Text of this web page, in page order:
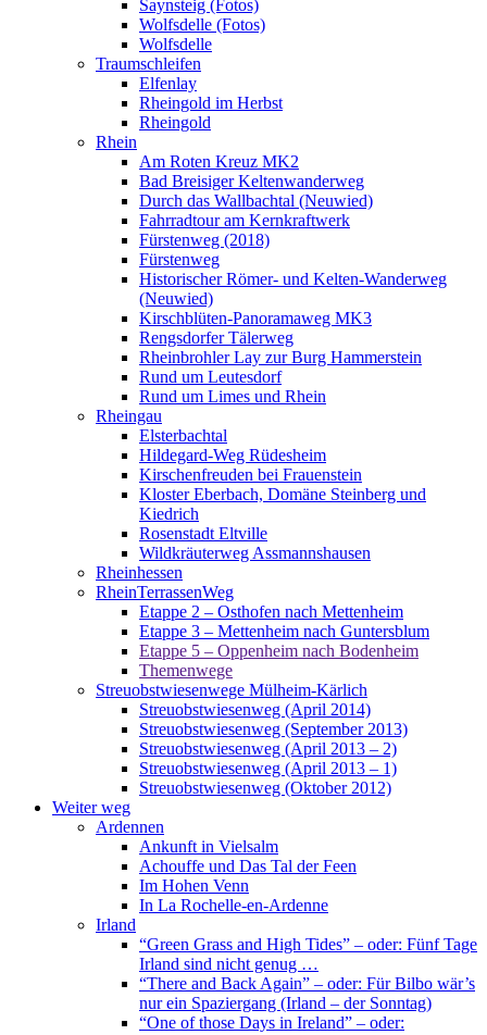
Saynsteig (Fotos)
Wolfsdelle (Fotos)
Wolfsdelle
Traumschleifen
Elfenlay
Rheingold im Herbst
Rheingold
Rhein
Am Roten Kreuz MK2
Bad Breisiger Keltenwanderweg
Durch das Wallbachtal (Neuwied)
Fahrradtour am Kernkraftwerk
Fürstenweg (2018)
Fürstenweg
Historischer Römer- und Kelten-Wanderweg
(Neuwied)
Kirschblüten-Panoramaweg MK3
Rengsdorfer Tälerweg
Rheinbrohler Lay zur Burg Hammerstein
Rund um Leutesdorf
Rund um Limes und Rhein
Rheingau
Elsterbachtal
Hildegard-Weg Rüdesheim
Kirschenfreuden bei Frauenstein
Kloster Eberbach, Domäne Steinberg und
Kiedrich
Rosenstadt Eltville
Wildkräuterweg Assmannshausen
Rheinhessen
RheinTerrassenWeg
Etappe 2 – Osthofen nach Mettenheim
Etappe 3 – Mettenheim nach Guntersblum
Etappe 5 – Oppenheim nach Bodenheim
Themenwege
Streuobstwiesenwege Mülheim-Kärlich
Streuobstwiesenweg (April 2014)
Streuobstwiesenweg (September 2013)
Streuobstwiesenweg (April 2013 – 2)
Streuobstwiesenweg (April 2013 – 1)
Streuobstwiesenweg (Oktober 2012)
Weiter weg
Ardennen
Ankunft in Vielsalm
Achouffe und Das Tal der Feen
Im Hohen Venn
In La Rochelle-en-Ardenne
Irland
“Green Grass and High Tides” – oder: Fünf Tage
Irland sind nicht genug …
“There and Back Again” – oder: Für Bilbo wär’s
nur ein Spaziergang (Irland – der Sonntag)
“One of those Days in Ireland” – oder: